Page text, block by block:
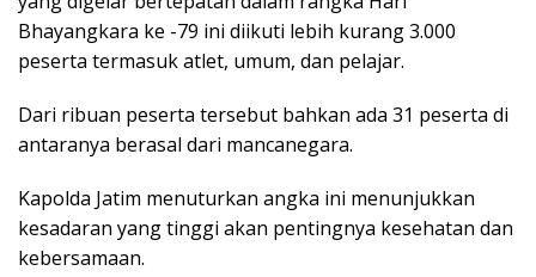
Bhayangkara ke -79 ini diikuti lebih kurang 3.000
peserta termasuk atlet, umum, dan pelajar.
Dari ribuan peserta tersebut bahkan ada 31 peserta di
antaranya berasal dari mancanegara.
Kapolda Jatim menuturkan angka ini menunjukkan
kesadaran yang tinggi akan pentingnya kesehatan dan
kebersamaan.